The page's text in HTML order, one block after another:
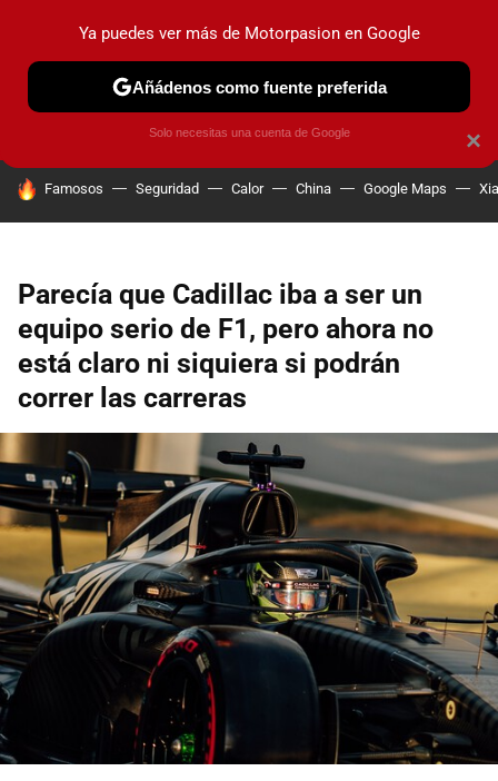
PRUEBAS COCHES ELÉCTRICOS OBSERVATORIO
HOY SE HABLA DE
Famosos Seguridad Calor China Google Maps
Parecía que Cadillac iba a ser un
equipo serio de F1, pero ahora no
está claro ni siquiera si podrán
correr las carreras
×
Ya puedes ver más de Motorpasion en Google
Añádenos como fuente preferida
Solo necesitas una cuenta de Google